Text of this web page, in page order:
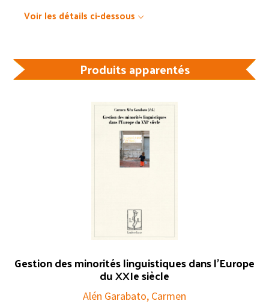
Voir les détails ci-dessous
Produits apparentés
Gestion des minorités linguistiques dans l’Europe
du XXIe siècle
Alén Garabato, Carmen